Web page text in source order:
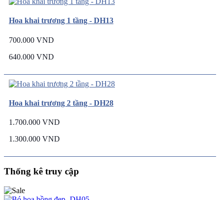
Hoa khai trương 1 tầng - DH13
700.000 VND
640.000 VND
Hoa khai trương 2 tầng - DH28
1.700.000 VND
1.300.000 VND
Thống kê truy cập